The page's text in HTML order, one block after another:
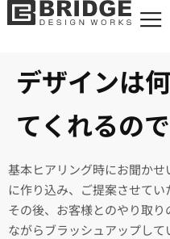
デザインは
てくれるの
基本ヒアリング時にお聞か
に作り込み、ご提案させてい
その後、お客様とのやり取
ながらブラッシュアップして